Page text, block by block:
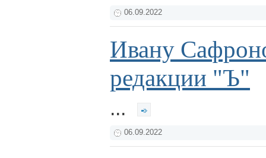
06.09.2022
Ивану
редакции "Ъ"
...
06.09.2022